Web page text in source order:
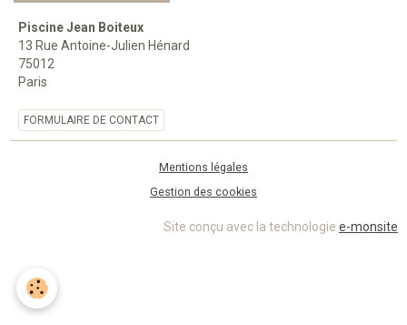
Piscine Jean Boiteux
13 Rue Antoine-Julien Hénard
75012
Paris
FORMULAIRE DE CONTACT
Mentions légales
Gestion des cookies
Site conçu avec la technologie e-monsite